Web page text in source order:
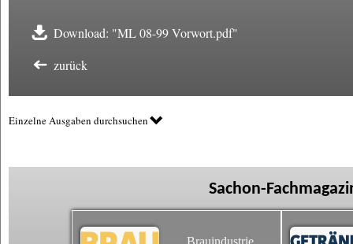
Download: "ML 08-99 Vorwort.pdf"
zurück
Einzelne Ausgaben durchsuchen
Sachon-
Brauindustrie